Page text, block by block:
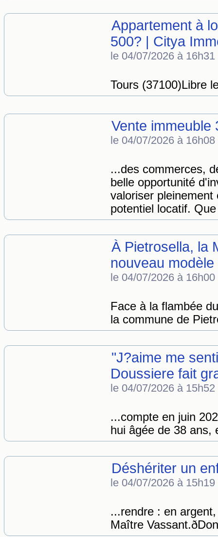
Appartement à
500? | Citya
le 04/07/2026 à 16h31
Tours (37100)Libre
Vente immeuble
le 04/07/2026 à 16h08
...des commerces,
belle opportunité
valoriser
potentiel locatif.
À Pietrosella, la
nouveau
le 04/07/2026 à 16h00
Face à la flambée
la commune de
"J?aime me
Doussiere fait
le 04/07/2026 à 15h52
...compte en juin
hui âgée de 38 ans,
Déshériter un
le 04/07/2026 à 15h19
...rendre : en
Maître